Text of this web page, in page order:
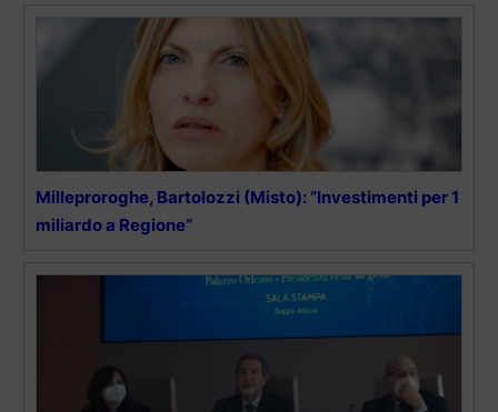
Milleproroghe, Bartolozzi (Misto): “Investimenti per 1
miliardo a Regione”